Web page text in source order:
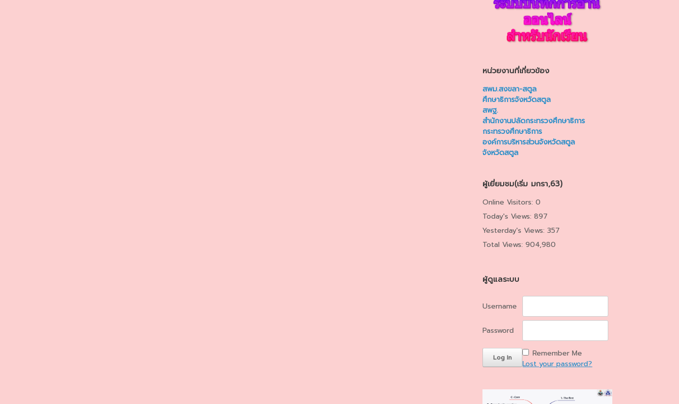
หน่วยงานที่เกี่ยวข้อง
สพม.สงขลา-สตูล
ศึกษาธิการจังหวัดสตูล
สพฐ.
สำนักงานปลัดกระทรวงศึกษาธิการ
กระทรวงศึกษาธิการ
องค์การบริหารส่วนจังหวัดสตูล
จังหวัดสตูล
ผู้เยี่ยมชม(เริ่ม มกรา,63)
Online Visitors:0
Today's Views:897
Yesterday's Views:357
Total Views:904,980
ผู้ดูแลระบบ
Username
Password
Remember Me
Lost your password?